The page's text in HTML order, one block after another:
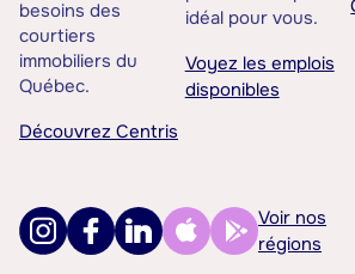
besoins des
courtiers
immobiliers du
Québec.
Découvrez Centris
idéal pour vous.
Voyez les emplois
disponibles
Voir nos
régions